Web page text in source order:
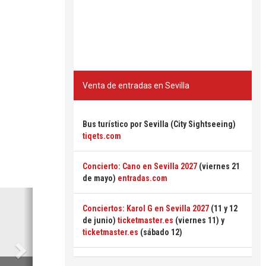
Siguiente
Venta de entradas en Sevilla
Bus turístico por Sevilla (City Sightseeing)
tiqets.com
Concierto: Cano en Sevilla 2027 (viernes 21
de mayo) entradas.com
Conciertos: Karol G en Sevilla 2027 (11 y 12
de junio) ticketmaster.es (viernes 11) y
ticketmaster.es (sábado 12)